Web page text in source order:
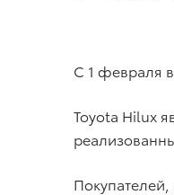
C 1 февраля
Toyota Hilux